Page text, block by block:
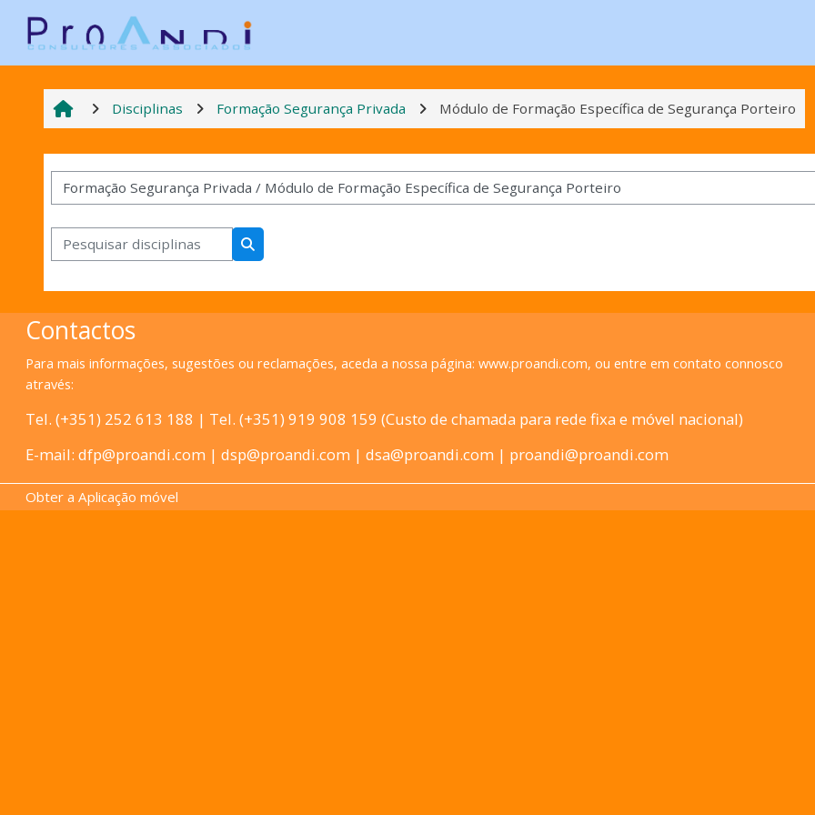
Disciplinas Formação Segurança Privada Módulo de Formação Específica de Segurança Porteiro
Categorias de disciplinas
Pesquisar disciplinas
Pesquisar disciplinas
Contactos
Para mais informações, sugestões ou reclamações, aceda a nossa página:www.proandi.com, ou entre em contato connosco
através:
Tel. (+351) 252 613 188 | Tel. (+351) 919 908 159 (Custo de chamada para rede fixa e móvel nacional)
E-mail: dfp@proandi.com | dsp@proandi.com | dsa@proandi.com | proandi@proandi.com
Obter a Aplicação móvel